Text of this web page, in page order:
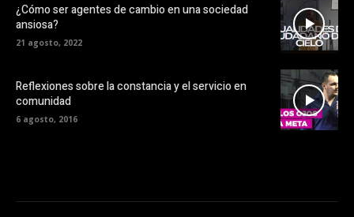
¿Cómo ser agentes de cambio en una sociedad
ansiosa?
21 agosto, 2022
Reflexiones sobre la constancia y el servicio en
comunidad
6 agosto, 2016